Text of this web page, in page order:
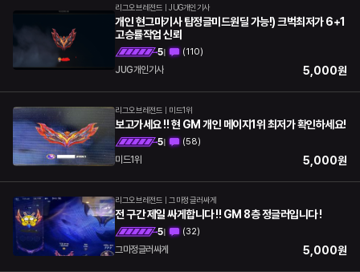
리그오브레전드 | JUG개인기사
개인 현그마기사 탑정글미드원딜 가능!) 크벅최저가 6+1
고승률작업 신뢰
5| (110)
JUG개인기사 5,000원
리그오브레전드 | 미드1위
보고가세요 !! 현 GM 개인 메이지1위 최저가 확인하세요!
5| (58)
미드1위 5,000원
리그오브레전드 | 그마정글러싸게
전 구간 제일 싸게합니다 !! GM 8층 정글러입니다 !
5| (32)
그마정글러싸게 5,000원